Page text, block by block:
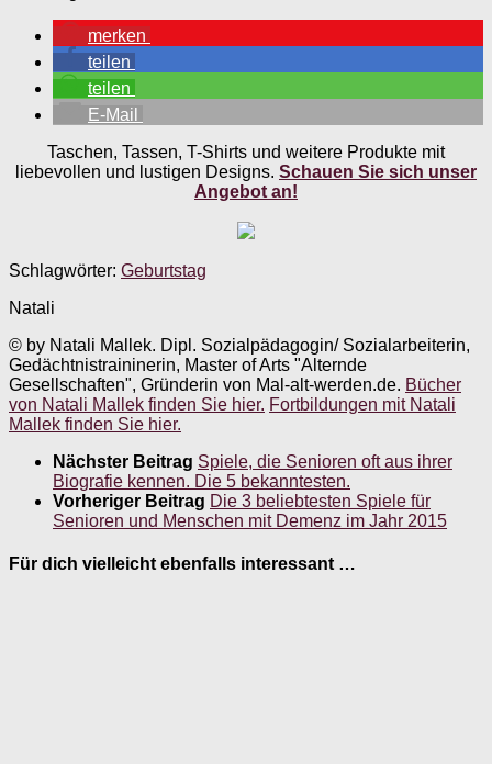
merken
teilen
teilen
E-Mail
Taschen, Tassen, T-Shirts und weitere Produkte mit
liebevollen und lustigen Designs. Schauen Sie sich unser
Angebot an!
Schlagwörter: Geburtstag
Natali
© by Natali Mallek. Dipl. Sozialpädagogin/ Sozialarbeiterin,
Gedächtnistraininerin, Master of Arts "Alternde
Gesellschaften", Gründerin von Mal-alt-werden.de. Bücher
von Natali Mallek finden Sie hier. Fortbildungen mit Natali
Mallek finden Sie hier.
Nächster Beitrag Spiele, die Senioren oft aus ihrer
Biografie kennen. Die 5 bekanntesten.
Vorheriger Beitrag Die 3 beliebtesten Spiele für
Senioren und Menschen mit Demenz im Jahr 2015
Für dich vielleicht ebenfalls interessant …